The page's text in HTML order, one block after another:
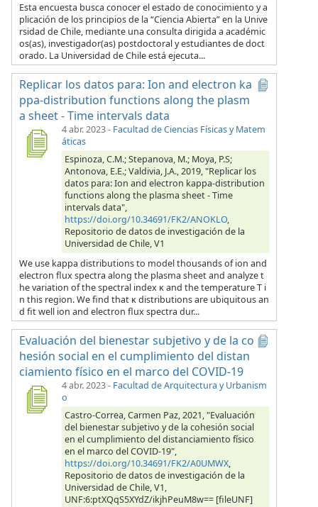
Esta encuesta busca conocer el estado de conocimiento y a
plicación de los principios de la “Ciencia Abierta” en la Unive
rsidad de Chile, mediante una consulta dirigida a académic
os(as), investigador(as) postdoctoral y estudiantes de doct
orado. La Universidad de Chile está ejecuta...
Replicar los datos para: Ion and electron ka
ppa-distribution functions along the plasm
a sheet - Time intervals data
4 abr. 2023- Facultad de Ciencias Físicas y Matem
áticas
Espinoza, C.M.; Stepanova, M.; Moya, P.S;
Antonova, E.E.; Valdivia, J.A., 2019, "Replicar los
datos para: Ion and electron kappa-distribution
functions along the plasma sheet - Time
intervals data",
https://doi.org/10.34691/FK2/ANOKLO,
Repositorio de datos de investigación de la
Universidad de Chile, V1
We use kappa distributions to model thousands of ion and
electron flux spectra along the plasma sheet and analyze t
he variation of the spectral index κ and the temperature T i
n this region. We find that κ distributions are ubiquitous an
d fit well ion and electron flux spectra dur...
Evaluación del bienestar subjetivo y de la co
hesión social en el cumplimiento del distan
ciamiento físico en el marco del COVID-19
4 abr. 2023- Facultad de Arquitectura y Urbanism
o
Castro-Correa, Carmen Paz, 2021, "Evaluación
del bienestar subjetivo y de la cohesión social
en el cumplimiento del distanciamiento físico
en el marco del COVID-19",
https://doi.org/10.34691/FK2/A0UMWX,
Repositorio de datos de investigación de la
Universidad de Chile, V1,
UNF:6:ptXQqS5XYdZ/ikjhPeuM8w== [fileUNF]